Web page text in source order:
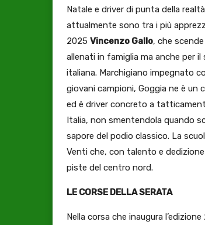
Natale e driver di punta della
attualmente sono tra i più
2025 Vincenzo Gallo, che
allenati in famiglia ma anche per
italiana. Marchigiano impegnato
giovani campioni, Goggia ne è un
ed è driver concreto a
Italia, non smentendola quando
sapore del podio classico. La
Venti che, con talento e
piste del centro nord.
LE CORSE DELLA SERATA
Nella corsa che inaugura